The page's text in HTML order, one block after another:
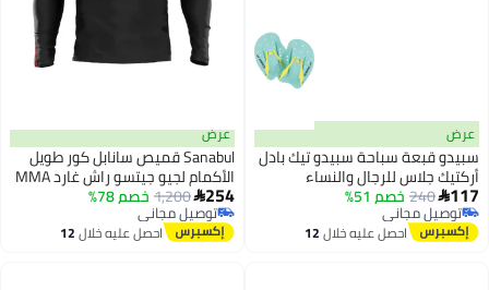
سباحة سبيدو تيك بادل
للرجال والنساء
- سيليكون متين، مقاس
للتدريب والاستخدام
خصم 51%
احصل عليه خلال12
اغسطس
عرض
Sanabul قميص سانابل كور طويل
الأكمام لجيو جيتسو راش غارد MMA
1,200خصم 78%
توصيل مجاني
توصيل مجانياحصل عليه خلال12
اغسطس